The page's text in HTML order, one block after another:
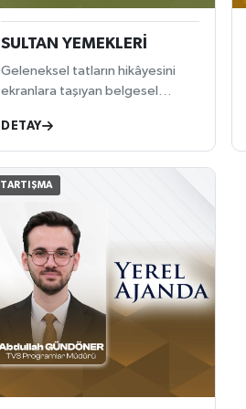
SULTAN YEMEKLERİ
Geleneksel tatların hikâyesini
ekranlara taşıyan belgesel
DETAY
TARTIŞMA